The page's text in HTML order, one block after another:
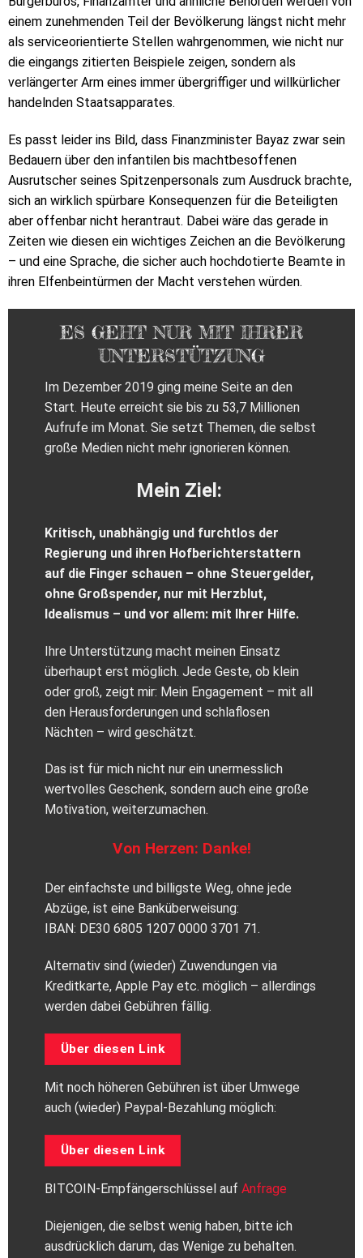
einem zunehmenden Teil der Bevölkerung längst nicht mehr
als serviceorientierte Stellen wahrgenommen, wie nicht nur
die eingangs zitierten Beispiele zeigen, sondern als
verlängerter Arm eines immer übergriffiger und willkürlicher
handelnden Staatsapparates.
Es passt leider ins Bild, dass Finanzminister Bayaz zwar sein
Bedauern über den infantilen bis machtbesoffenen
Ausrutscher seines Spitzenpersonals zum Ausdruck brachte,
sich an wirklich spürbare Konsequenzen für die Beteiligten
aber offenbar nicht herantraut. Dabei wäre das gerade in
Zeiten wie diesen ein wichtiges Zeichen an die Bevölkerung
– und eine Sprache, die sicher auch hochdotierte Beamte in
ihren Elfenbeintürmen der Macht verstehen würden.
ES GEHT NUR MIT IHRER
UNTERSTÜTZUNG
Im Dezember 2019 ging meine Seite an den
Start. Heute erreicht sie bis zu 53,7 Millionen
Aufrufe im Monat. Sie setzt Themen, die selbst
große Medien nicht mehr ignorieren können.
Mein Ziel:
Kritisch, unabhängig und furchtlos der
Regierung und ihren Hofberichterstattern
auf die Finger schauen – ohne Steuergelder,
ohne Großspender, nur mit Herzblut,
Idealismus – und vor allem: mit Ihrer Hilfe.
Ihre Unterstützung macht meinen Einsatz
überhaupt erst möglich. Jede Geste, ob klein
oder groß, zeigt mir: Mein Engagement – mit all
den Herausforderungen und schlaflosen
Nächten – wird geschätzt.
Das ist für mich nicht nur ein unermesslich
wertvolles Geschenk, sondern auch eine große
Motivation, weiterzumachen.
Von Herzen: Danke!
Der einfachste und billigste Weg, ohne jede
Abzüge, ist eine Banküberweisung:
IBAN: DE30 6805 1207 0000 3701 71.
Alternativ sind (wieder) Zuwendungen via
Kreditkarte, Apple Pay etc. möglich – allerdings
werden dabei Gebühren fällig.
Über diesen Link
Mit noch höheren Gebühren ist über Umwege
auch (wieder) Paypal-Bezahlung möglich:
Über diesen Link
BITCOIN-Empfängerschlüssel auf Anfrage
Diejenigen, die selbst wenig haben, bitte ich
ausdrücklich darum, das Wenige zu behalten.